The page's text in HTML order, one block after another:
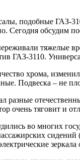
подобные ГАЗ-
Сегодня обсудим
тяжелые
ГАЗ-3110.
хрома,
Подвеска – не
разные
очень тяговит и
во многих